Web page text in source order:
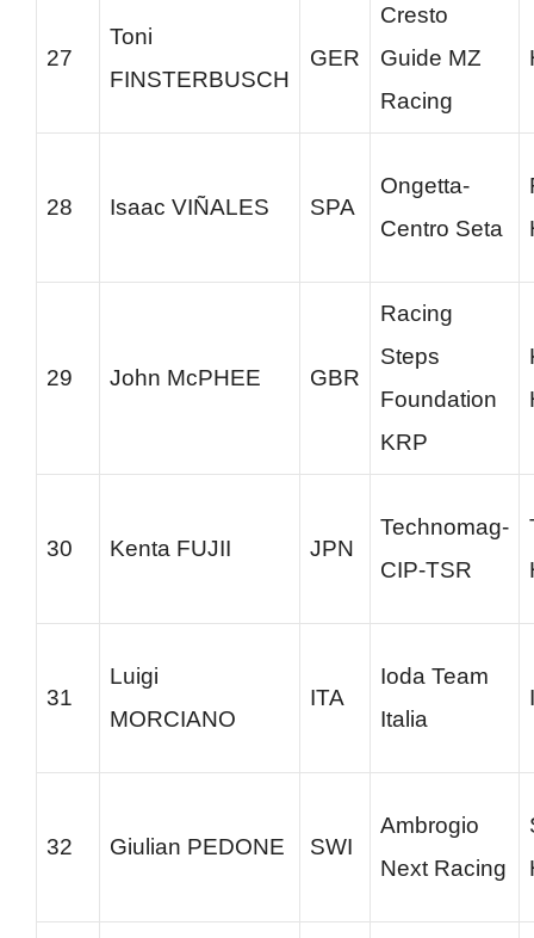
27
Toni
FINSTERBUSCH
GER
Cresto
Guide MZ
Racing
28 Isaac VIÑALES SPA
Ongetta-
Centro Seta
29 John McPHEE GBR
Racing
Steps
Foundation
KRP
30 Kenta FUJII JPN
Technomag-
CIP-TSR
31
Luigi
MORCIANO
ITA
Ioda Team
Italia
32 Giulian PEDONE SWI
Ambrogio
Next Racing